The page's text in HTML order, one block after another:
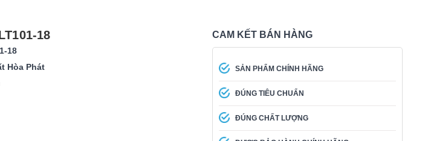
18
18
Hòa Phát
CAM KẾT BÁN HÀNG
SẢN PHẨM CHÍNH HÃNG
ĐÚNG TIÊU CHUẨN
ĐÚNG CHẤT LƯỢNG